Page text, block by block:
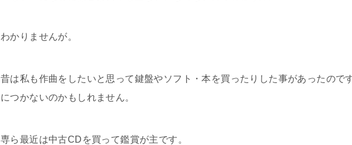
わかりませんが。
昔は私も作曲をしたいと思って鍵盤やソフト・本を買ったりした事があったので
につかないのかもしれません。
専ら最近は中古CDを買って鑑賞が主です。